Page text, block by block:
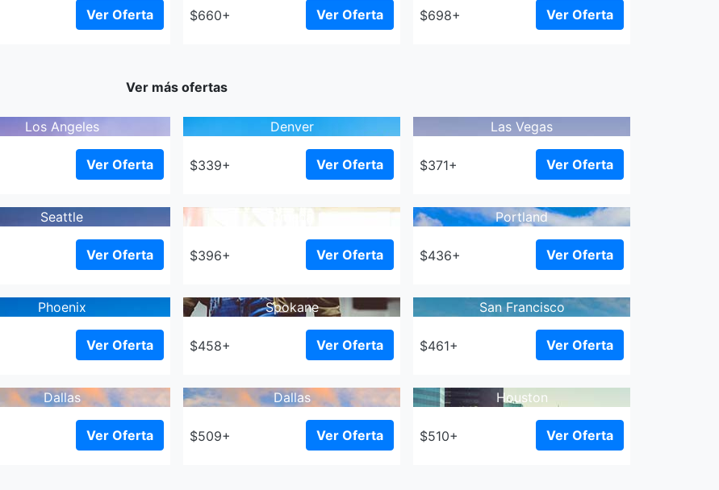
Ver Oferta $660+ Ver Oferta $698+ Ver Oferta
Ver más ofertas
Los Angeles
Ver Oferta
Denver
$339+ Ver Oferta
Las Vegas
$371+ Ver Oferta
Seattle
Ver Oferta $396+ Ver Oferta
Portland
$436+ Ver Oferta
Phoenix
Ver Oferta
Spokane
$458+ Ver Oferta
San Francisco
$461+ Ver Oferta
Dallas
Ver Oferta
Dallas
$509+ Ver Oferta
Houston
$510+ Ver Oferta